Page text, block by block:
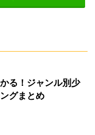
る！ジャンル別少
グまとめ